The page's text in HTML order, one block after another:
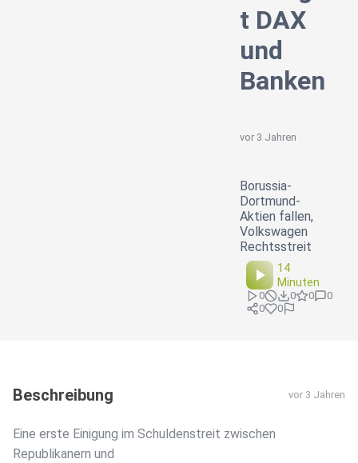
t DAX
und
Banken
vor 3 Jahren
Borussia-
Dortmund-
Aktien fallen,
Volkswagen
Rechtsstreit
14
Minuten
0 0 0
0
0
0
Beschreibung vor 3 Jahren
Eine erste Einigung im Schuldenstreit zwischen
Republikanern und